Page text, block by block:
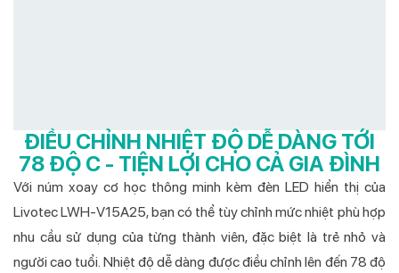
ĐIỀU CHỈNH NHIỆT ĐỘ DỄ DÀNG TỚI
78 ĐỘ C - TIỆN LỢI CHO CẢ GIA ĐÌNH
Với núm xoay cơ học thông minh kèm đèn LED hiển thị của
Livotec LWH-V15A25, bạn có thể tùy chỉnh mức nhiệt phù hợp
nhu cầu sử dụng của từng thành viên, đặc biệt là trẻ nhỏ và
người cao tuổi. Nhiệt độ dễ dàng được điều chỉnh lên đến 78 độ